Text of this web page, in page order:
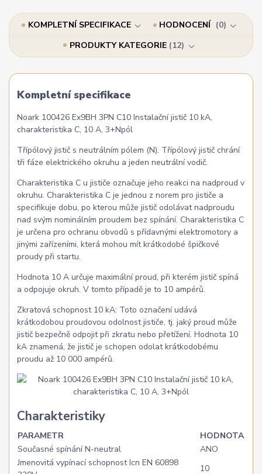
KOMPLETNÍ SPECIFIKACE HODNOCENÍ
0
PRODUKTY KATEGORIE 12
Kompletní specifikace
Noark 100426 Ex9BH 3PN C10 Instalační jistič 10 kA,
charakteristika C, 10 A, 3+Npól
Třípólový jistič s neutrálním pólem (N). Třípólový jistič chrání
tři fáze elektrického okruhu a jeden neutrální vodič.
Charakteristika C u jističe označuje jeho reakci na nadproud v
okruhu. Charakteristika C je jednou z norem pro jističe a
specifikuje dobu, po kterou může jistič odolávat nadproudu
nad svým nominálním proudem bez spínání. Charakteristika C
je určena pro ochranu obvodů s přídavnými elektromotory a
jinými zařízeními, která mohou mít krátkodobé špičkové
proudy při startu.
Hodnota 10 A určuje maximální proud, při kterém jistič spíná
a odpojuje okruh. V tomto případě je to 10 ampérů.
Zkratová schopnost 10 kA: Toto označení udává
krátkodobou proudovou odolnost jističe, tj. jaký proud může
jistič bezpečně odpojit při zkratu nebo přetížení. Hodnota 10
kA znamená, že jistič je schopen odolat krátkodobému
proudu až 10 000 ampérů.
Charakteristiky
PARAMETR
HODNOTA
Současné spínání N-neutral
ANO
Jmenovitá vypínací schopnost Icn EN 60898
10